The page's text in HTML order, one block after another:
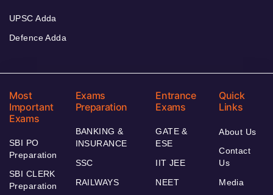
UPSC Adda
Defence Adda
Most
Important
Exams
SBI PO
Preparation
SBI CLERK
Preparation
Exams
Preparation
BANKING &
INSURANCE
SSC
RAILWAYS
Entrance
Exams
GATE &
ESE
IIT JEE
NEET
Quick
Links
About Us
Contact
Us
Media